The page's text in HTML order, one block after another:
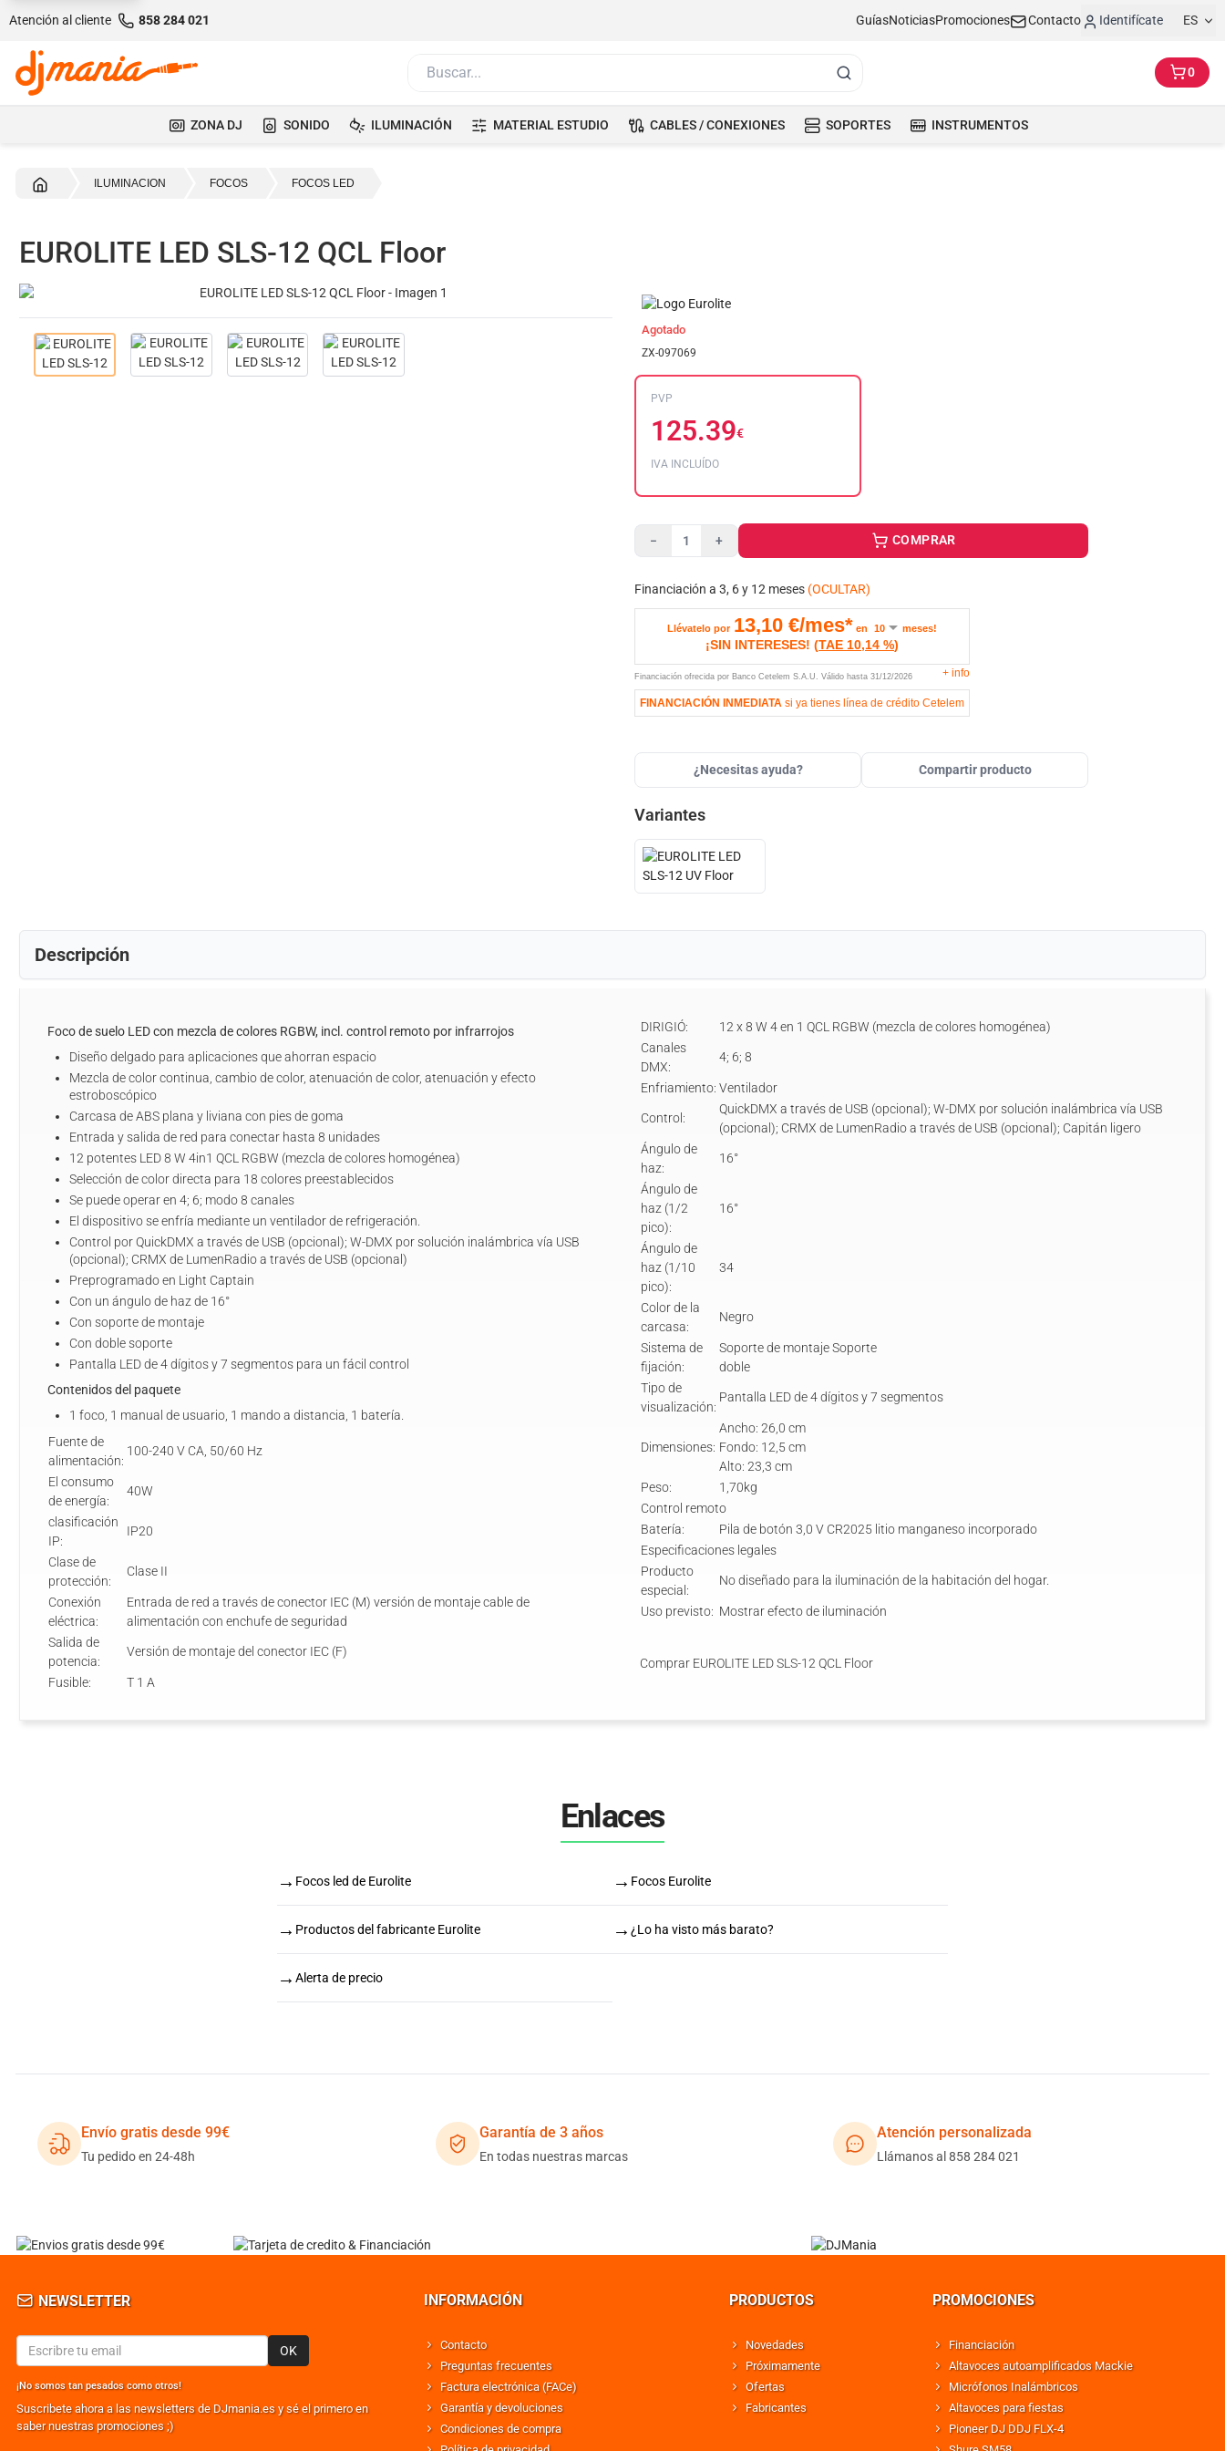
Atención al cliente 858 284 021 GuíasNoticiasPromociones Contacto Identifícate ES
0
ZONA DJ SONIDO ILUMINACIÓN MATERIAL ESTUDIO CABLES / CONEXIONES SOPORTES INSTRUMENTOS
ILUMINACION FOCOS FOCOS LED
EUROLITE LED SLS-12 QCL Floor
Agotado
ZX-097069
PVP
125.39€
IVA INCLUÍDO
− + COMPRAR
Financiación a 3, 6 y 12 meses (OCULTAR)
Llévatelo por 13,10 €/mes* en meses!
¡SIN INTERESES! (TAE 10,14 %)
Financiación ofrecida por Banco Cetelem S.A.U. Válido hasta 31/12/2026 + info
FINANCIACIÓN INMEDIATA si ya tienes línea de crédito Cetelem
¿Necesitas ayuda? Compartir producto
Variantes
Descripción
Foco de suelo LED con mezcla de colores RGBW, incl. control remoto por infrarrojos
Diseño delgado para aplicaciones que ahorran espacio
Mezcla de color continua, cambio de color, atenuación de color, atenuación y efecto
estroboscópico
Carcasa de ABS plana y liviana con pies de goma
Entrada y salida de red para conectar hasta 8 unidades
12 potentes LED 8 W 4in1 QCL RGBW (mezcla de colores homogénea)
Selección de color directa para 18 colores preestablecidos
Se puede operar en 4; 6; modo 8 canales
El dispositivo se enfría mediante un ventilador de refrigeración.
Control por QuickDMX a través de USB (opcional); W-DMX por solución inalámbrica vía USB
(opcional); CRMX de LumenRadio a través de USB (opcional)
Preprogramado en Light Captain
Con un ángulo de haz de 16°
Con soporte de montaje
Con doble soporte
Pantalla LED de 4 dígitos y 7 segmentos para un fácil control
Contenidos del paquete
1 foco, 1 manual de usuario, 1 mando a distancia, 1 batería.
Fuente de
alimentación:
100-240 V CA, 50/60 Hz
El consumo
de energía:
40W
clasificación
IP:
IP20
Clase de
protección:
Clase II
Conexión
eléctrica:
Entrada de red a través de conector IEC (M) versión de montaje cable de
alimentación con enchufe de seguridad
Salida de
potencia:
Versión de montaje del conector IEC (F)
Fusible: T 1 A
DIRIGIÓ:
12 x 8 W 4 en 1 QCL RGBW (mezcla de colores homogénea)
Canales
DMX:
4; 6; 8
Enfriamiento: Ventilador
Control:
QuickDMX a través de USB (opcional); W-DMX por solución inalámbrica vía USB
(opcional); CRMX de LumenRadio a través de USB (opcional); Capitán ligero
Ángulo de
haz:
16°
Ángulo de
haz (1/2
pico):
16°
Ángulo de
haz (1/10
pico):
34
Color de la
carcasa:
Negro
Sistema de
fijación:
Soporte de montaje Soporte
doble
Tipo de
visualización:
Pantalla LED de 4 dígitos y 7 segmentos
Dimensiones:
Ancho: 26,0 cm
Fondo: 12,5 cm
Alto: 23,3 cm
Peso:
1,70kg
Control remoto
Batería:
Pila de botón 3,0 V CR2025 litio manganeso incorporado
Especificaciones legales
Producto
especial:
No diseñado para la iluminación de la habitación del hogar.
Uso previsto: Mostrar efecto de iluminación
Comprar EUROLITE LED SLS-12 QCL Floor
Enlaces
→ Focos led de Eurolite → Focos Eurolite
→ Productos del fabricante Eurolite → ¿Lo ha visto más barato?
→ Alerta de precio
Envío gratis desde 99€
Tu pedido en 24-48h
Garantía de 3 años
En todas nuestras marcas
Atención personalizada
Llámanos al 858 284 021
NEWSLETTER
OK
¡No somos tan pesados como otros!
Suscribete ahora a las newsletters de DJmania.es y sé el primero en
saber nuestras promociones ;)
INFORMACIÓN
Contacto
Preguntas frecuentes
Factura electrónica (FACe)
Garantía y devoluciones
Condiciones de compra
PRODUCTOS
Novedades
Próximamente
Ofertas
Fabricantes
PROMOCIONES
Financiación
Altavoces autoamplificados Mackie
Micrófonos Inalámbricos
Altavoces para fiestas
Pioneer DJ DDJ FLX-4